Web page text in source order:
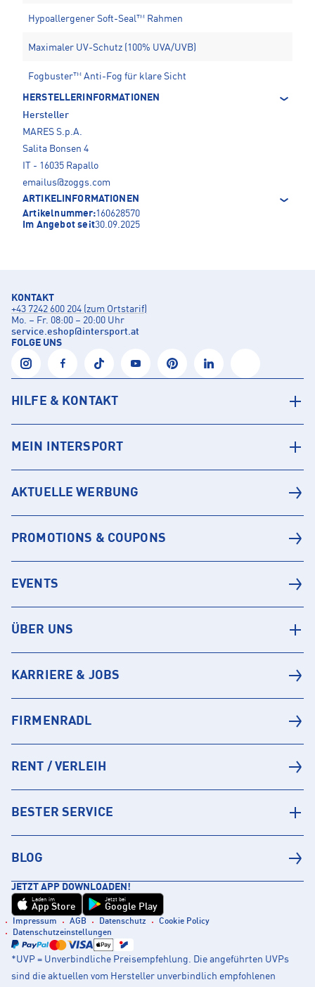
Hypoallergener Soft-Seal™ Rahmen
Maximaler UV-Schutz (100% UVA/UVB)
Fogbuster™ Anti-Fog für klare Sicht
HERSTELLERINFORMATIONEN
Hersteller
MARES S.p.A.
Salita Bonsen 4
IT - 16035 Rapallo
emailus@zoggs.com
ARTIKELINFORMATIONEN
Artikelnummer:160628570
Im Angebot seit30.09.2025
KONTAKT
+43 7242 600 204 (zum Ortstarif)
Mo. – Fr. 08:00 – 20:00 Uhr
service.eshop@intersport.at
FOLGE UNS
HILFE & KONTAKT
MEIN INTERSPORT
AKTUELLE WERBUNG
PROMOTIONS & COUPONS
EVENTS
ÜBER UNS
KARRIERE & JOBS
FIRMENRADL
RENT / VERLEIH
BESTER SERVICE
BLOG
JETZT APP DOWNLOADEN!
Laden im
App Store
Jetzt bei
Google Play
Impressum AGB Datenschutz
Cookie Policy
Datenschutzeinstellungen
*UVP = Unverbindliche Preisempfehlung. Die angeführten UVPs
sind die aktuellen vom Hersteller unverbindlich empfohlenen